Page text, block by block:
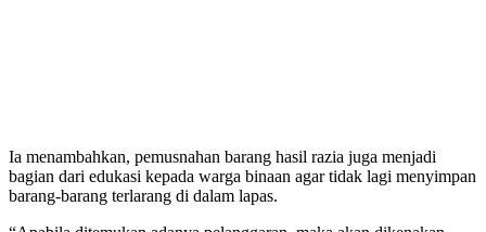
Ia menambahkan, pemusnahan barang hasil razia juga menjadi
bagian dari edukasi kepada warga binaan agar tidak lagi menyimpan
barang-barang terlarang di dalam lapas.